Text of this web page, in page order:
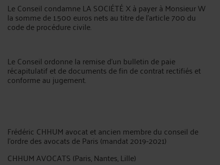
Le Conseil condamne LA SOCIÉTÉ X à payer à Monsieur W
la somme de 1.500 euros nets au titre de l'article 700 du
code de procédure civile.
Le Conseil ordonne la remise d'un bulletin de paie
récapitulatif et de documents de fin de contrat rectifiés et
conforme au jugement.
Frédéric CHHUM avocat et ancien membre du conseil de
l’ordre des avocats de Paris (mandat 2019-2021)
CHHUM AVOCATS (Paris, Nantes, Lille)